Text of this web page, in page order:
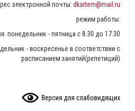
электронной почты: dkartem@mail.ru
режим работы:
понедельник - пятница с 8.30 до 17.30
- воскресенье в соответствии с
расписанием занятий(репетиций)
Версия для слабовидящих